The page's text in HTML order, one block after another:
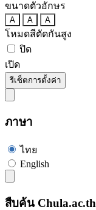
ขนาดตัวอักษร
A A A
โหมดสีตัดกันสูง
ปิด
เปิด
รีเซ็ตการตั้งค่า
ภาษา
ไทย
English
สืบค้น Chula.ac.th